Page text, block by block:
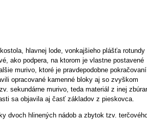
hlavnej lode, vonkajšieho plášťa rotundy
ako podpera, na ktorom je vlastne postavené
murivo, ktoré je pravdepodobne
opracované kamenné bloky aj so zvyškom
sekundárne murivo, teda materiál z inej
sa objavila aj časť základov z pieskovca.
dvoch hlinených nádob a zbytok tzv.